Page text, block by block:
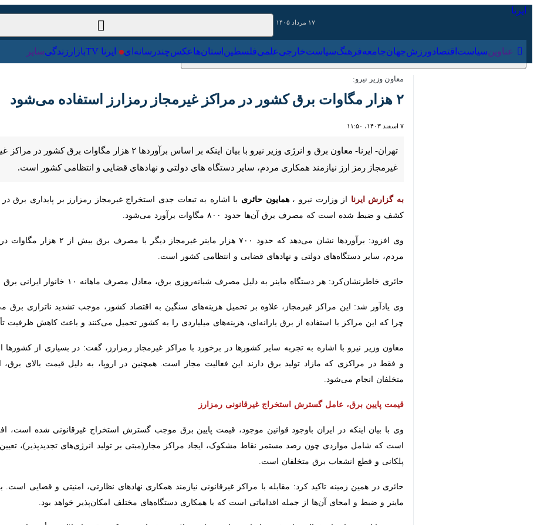
عناوین‌ سیاست اقتصاد ورزش جهان جامعه فرهنگ سیاست‌خارجی علمی فلسطین استان‌ها عکس چندرسانه‌ای ایرنا TV
معاون وزیر نیرو:
۲ هزار مگاوات برق کشور در مراکز غیرمجاز رمزارز استفاده می‌شود
تهران- ایرنا- معاون برق و انرژی وزیر نیرو با بیان اینکه
غیرمجاز رمز ارز نیازمند همکاری مردم، سایر دستگاه های دولتی و نهادهای قضایی و انتظامی کشور است.
به گزارش ایرنا از وزارت نیرو ، همایون حائری
کشف و ضبط شده است که مصرف برق آن‌ها حدود ۸۰۰ مگاوات برآورد می‌شود.
وی افزود: برآوردها نشان می‌دهد که
سایر دستگاه‌های دولتی و نهادهای قضایی و انتظامی کشور است.
حائری خاطرنشان‌کرد: هر دستگاه ماینر به دلیل مصرف شبانه‌روزی برق، معادل مصرف ماهانه ۱۰ خانوار ایرانی برق مصرف می‌کند.
وی یادآور شد: این مراکز غیرمجاز، علاوه بر تحمیل هزینه‌های سنگین به اقتصاد کشور، موجب تشدید ناترازی برق
که این مراکز با استفاده از برق یارانه‌ای، هزینه‌های میلیاردی را به کشور تحمیل می‌کنند و باعث کاهش ظرفیت
معاون وزیر نیرو با اشاره به تجربه سایر کشورها در برخورد با مراکز غیرمجاز رمزارز، گفت: در بسیاری از
فقط در مراکزی که مازاد تولید برق دارند این فعالیت مجاز است. همچنین در اروپا، به دلیل قیمت بالای برق،
انجام می‌شود.
قیمت پایین برق، عامل گسترش استخراج غیرقانونی رمزارز
وی با بیان اینکه در ایران باوجود قوانین موجود، قیمت پایین برق موجب گسترش استخراج غیرقانونی شده است، افزود:
که شامل مواردی چون رصد مستمر نقاط مشکوک، ایجاد مراکز مجاز(مبتی بر تولید انرژی‌های تجدیدپذیر)، تعیین
قطع انشعاب برق متخلفان است.
حائری در همین زمینه تاکید کرد: مقابله با مراکز غیرقانونی نیازمند همکاری نهادهای نظارتی، امنیتی و قضایی
ماینر و ضبط و امحای آن‌ها از جمله اقداماتی است که با همکاری دستگاه‌های مختلف امکان‌پذیر خواهد بود.
وی در پایان هشدار داد: فعالیت‌های غیرمجاز استخراج رمزارز، علاوه بر فشار بر شبکه برق و اختلال در تأمین